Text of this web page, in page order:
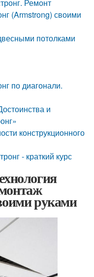
Ремонт
(Armstrong) своими
потолками
по диагонали.
и
конструкционного
- краткий курс
руками